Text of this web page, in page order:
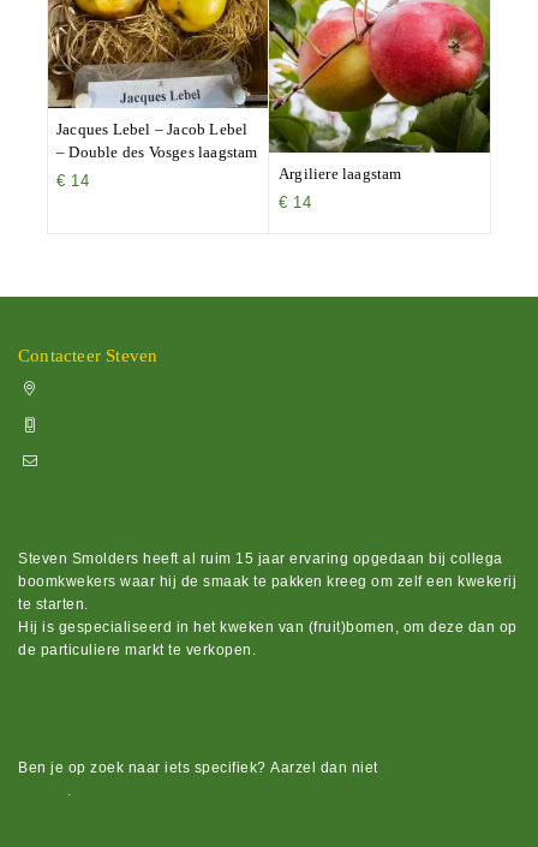
Jacques Lebel – Jacob Lebel
– Double des Vosges laagstam
€ 14
Argiliere laagstam
€ 14
Contacteer Steven
Steven Smolders heeft al ruim 15 jaar ervaring opgedaan bij collega
boomkwekers waar hij de smaak te pakken kreeg om zelf een kwekerij
te starten.
Hij is gespecialiseerd in het kweken van (fruit)bomen, om deze dan op
de particuliere markt te verkopen.
Ben je op zoek naar iets specifiek? Aarzel dan niet
.